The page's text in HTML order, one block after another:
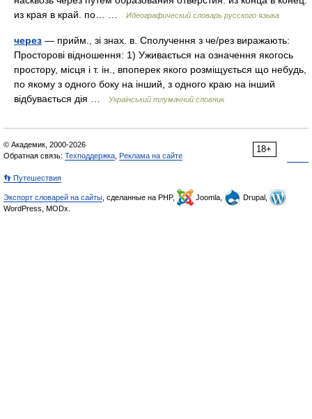
из края в край. по… …
Идеографический словарь русского языка
через — прийм., зі знах. в. Сполучення з че/рез виражають:
Просторові відношення: 1) Уживається на означення якогось
простору, місця і т. ін., впоперек якого розміщується що небудь,
по якому з одного боку на інший, з одного краю на інший
відбувається дія …
Український тлумачний словник
18+
© Академик, 2000-2026
Обратная связь: Техподдержка Реклама на сайте
👣 Путешествия
Экспорт словарей на сайты , сделанные на PHP, Joomla,
Drupal,
WordPress, MODx.